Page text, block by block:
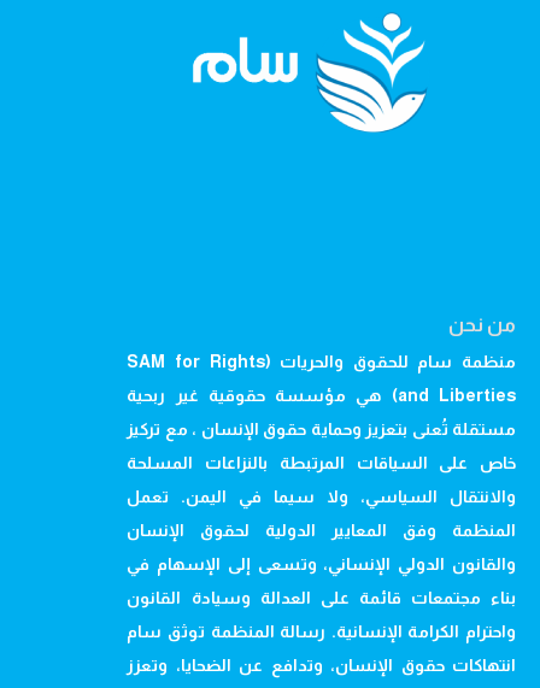
من نحن
منظمة سام للحقوق والحريات (SAM for Rights
and Liberties) هي مؤسسة حقوقية غير ربحية
مستقلة تُعنى بتعزيز وحماية حقوق الإنسان ، مع تركيز
خاص على السياقات المرتبطة بالنزاعات المسلحة
والانتقال السياسي، ولا سيما في اليمن. تعمل
المنظمة وفق المعايير الدولية لحقوق الإنسان
والقانون الدولي الإنساني، وتسعى إلى الإسهام في
بناء مجتمعات قائمة على العدالة وسيادة القانون
واحترام الكرامة الإنسانية. رسالة المنظمة توثق سام
انتهاكات حقوق الإنسان، وتدافع عن الضحايا، وتعزز